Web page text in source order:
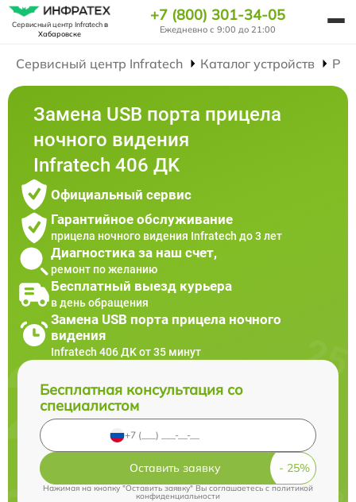
Сервисный центр Infratechв
Хабаровске
+7 (800) 301-34-05
Ежедневно с 9:00 до 21:00
Сервисный центр Infratech Каталог устройств
Замена USB порта прицела
ночного видения
Infratech 406 ДK
Официальный сервис
Гарантийное обслуживание
прицела ночного видения Infratech до 3 лет
Диагностика за наш счет,
ремонт по желанию
Бесплатный выезд курьера
в день обращения
Замена USB порта прицела ночного
видения
Infratech 406 ДK от 35 минут
Бесплатная консультация со
специалистом
Оставить заявку
Нажимая на кнопку "Оставить заявку" Вы соглашаетесь cполитикой
конфиденциальности